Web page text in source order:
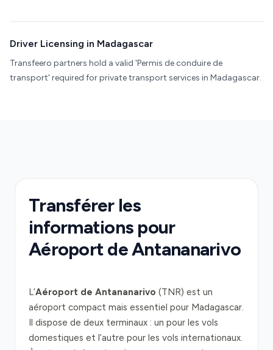
Driver Licensing in Madagascar
Transfeero partners hold a valid 'Permis de conduire de
transport' required for private transport services in Madagascar.
Transférer les
informations pour
Aéroport de Antananarivo
L’Aéroport de Antananarivo (TNR) est un
aéroport compact mais essentiel pour Madagascar.
Il dispose de deux terminaux : un pour les vols
domestiques et l’autre pour les vols internationaux.